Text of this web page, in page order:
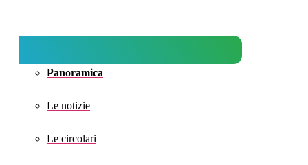
Panoramica
Le notizie
Le circolari